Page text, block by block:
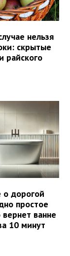
нельзя
скрытые
райского
о дорогой
простое
вернет ванне
10 минут